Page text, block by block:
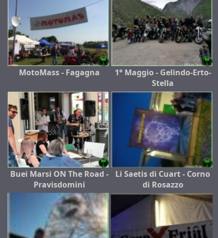
MotoMass - Fagagna
1° Maggio - Gelindo-Erto-
Stella
Buei Marsi ON The Road -
Pravisdomini
Li Saetis di Cuart - Corno
di Rosazzo